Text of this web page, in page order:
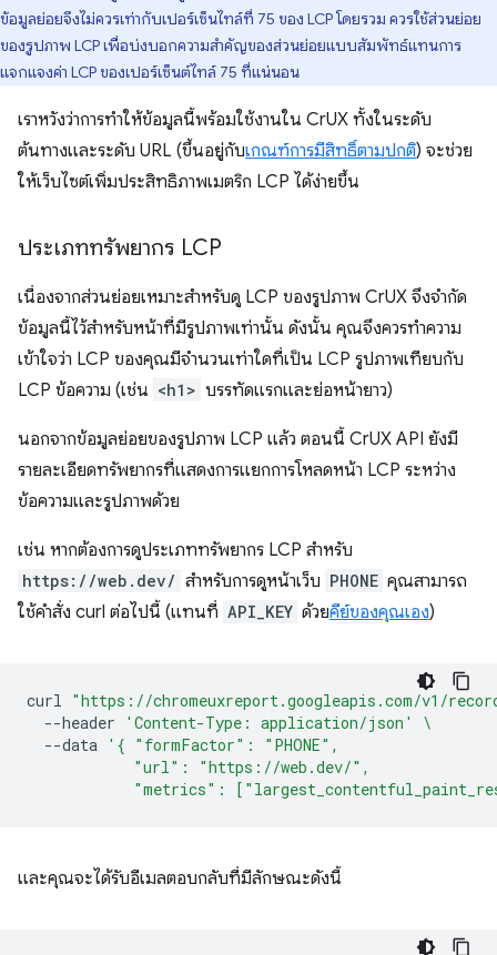
ข้อมูลย่อยจึงไม่ควรเท่ากับเปอร์เซ็นไทล์ที่ 75 ของ LCP โดยรวม ควรใช้ส่วนย่อย
ของรูปภาพ LCP เพื่อบ่งบอกความสำคัญของส่วนย่อยแบบสัมพัทธ์แทนการ
แจกแจงค่า LCP ของเปอร์เซ็นต์ไทล์ 75 ที่แน่นอน
เราหวังว่าการทำให้ข้อมูลนี้พร้อมใช้งานใน CrUX ทั้งในระดับ
ต้นทางและระดับ URL (ขึ้นอยู่กับเกณฑ์การมีสิทธิ์ตามปกติ) จะช่วย
ให้เว็บไซต์เพิ่มประสิทธิภาพเมตริก LCP ได้ง่ายขึ้น
ประเภททรัพยากร LCP
เนื่องจากส่วนย่อยเหมาะสําหรับดู LCP ของรูปภาพ CrUX จึงจํากัด
ข้อมูลนี้ไว้สําหรับหน้าที่มีรูปภาพเท่านั้น ดังนั้น คุณจึงควรทำความ
เข้าใจว่า LCP ของคุณมีจำนวนเท่าใดที่เป็น LCP รูปภาพเทียบกับ
LCP ข้อความ (เช่น <h1> บรรทัดแรกและย่อหน้ายาว)
นอกจากข้อมูลย่อยของรูปภาพ LCP แล้ว ตอนนี้ CrUX API ยังมี
รายละเอียดทรัพยากรที่แสดงการแยกการโหลดหน้า LCP ระหว่าง
ข้อความและรูปภาพด้วย
เช่น หากต้องการดูประเภททรัพยากร LCP สําหรับ
https://web.dev/ สําหรับการดูหน้าเว็บ PHONE คุณสามารถ
ใช้คําสั่ง curl ต่อไปนี้ (แทนที่ API_KEY ด้วยคีย์ของคุณเอง)
curl "https://chromeuxreport.googleapis.com/v1/
--header
'Content-Type: application/json'
\
--data '{ "formFactor": "PHONE",
            "url": "https://web.dev/",
"metrics":
และคุณจะได้รับอีเมลตอบกลับที่มีลักษณะดังนี้